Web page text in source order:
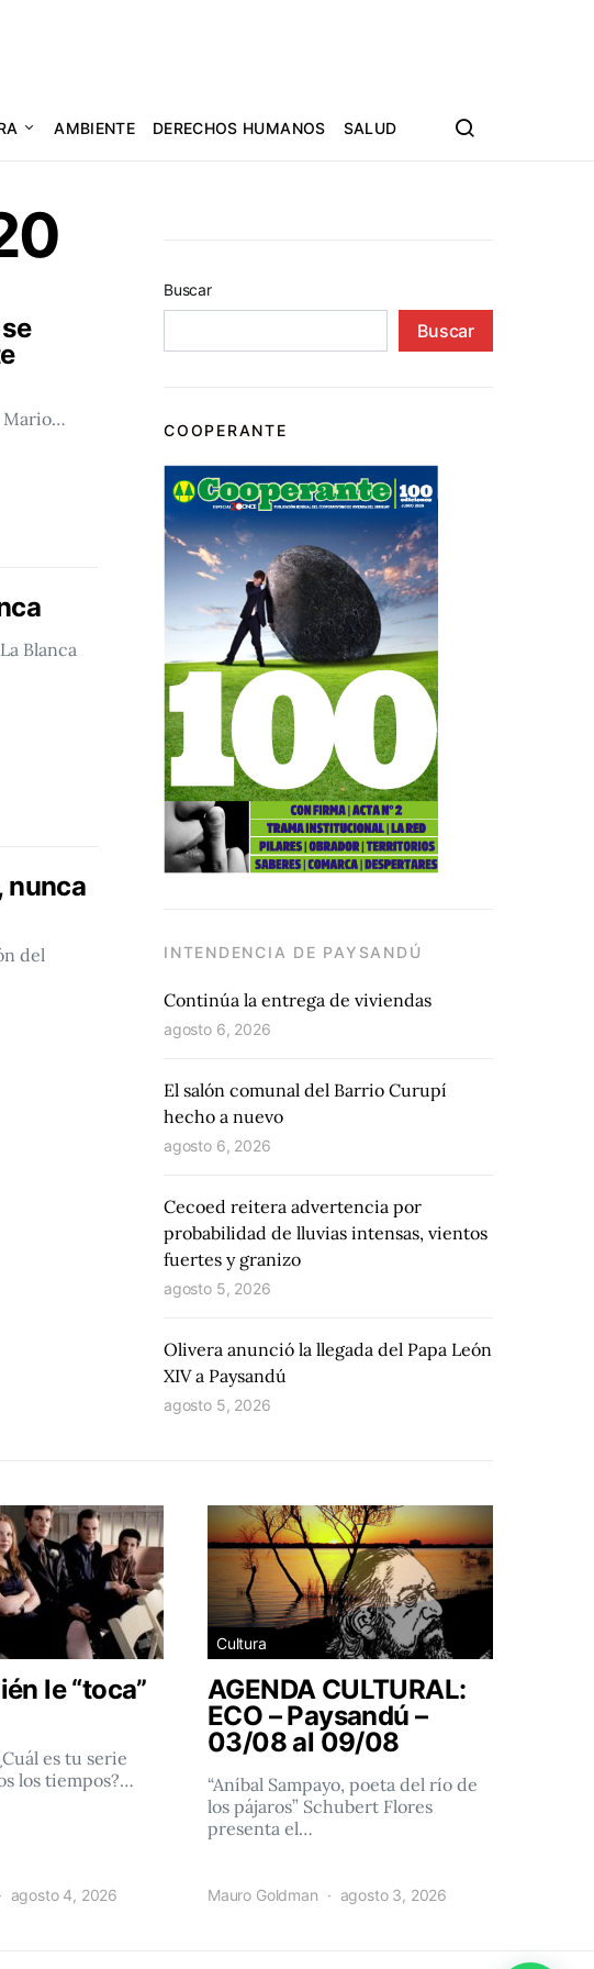
AMBIENTE DERECHOS HUMANOS SALUD
Mario…
Blanca
nunca
del
Buscar
Buscar
COOPERANTE
INTENDENCIA DE PAYSANDÚ
Continúa la entrega de viviendas
agosto 6, 2026
El salón comunal del Barrio Curupí
hecho a nuevo
agosto 6, 2026
Cecoed reitera advertencia por
probabilidad de lluvias intensas, vientos
fuertes y granizo
agosto 5, 2026
Olivera anunció la llegada del Papa León
XIV a Paysandú
agosto 5, 2026
le “toca”
es tu serie
los tiempos?…
agosto 4, 2026
Cultura
AGENDA CULTURAL:
ECO – Paysandú –
03/08 al 09/08
“Aníbal Sampayo, poeta del río de
los pájaros” Schubert Flores
presenta el…
Mauro Goldman agosto 3, 2026